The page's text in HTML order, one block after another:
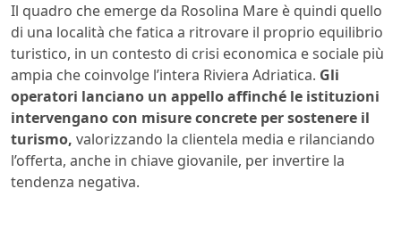
Il quadro che emerge da Rosolina Mare è quindi quello
di una località che fatica a ritrovare il proprio equilibrio
turistico, in un contesto di crisi economica e sociale più
ampia che coinvolge l’intera Riviera Adriatica. Gli
operatori lanciano un appello affinché le istituzioni
intervengano con misure concrete per sostenere il
turismo, valorizzando la clientela media e rilanciando
l’offerta, anche in chiave giovanile, per invertire la
tendenza negativa.